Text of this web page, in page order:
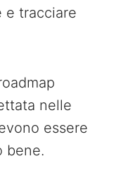
e tracciare
nelle
essere
bene.